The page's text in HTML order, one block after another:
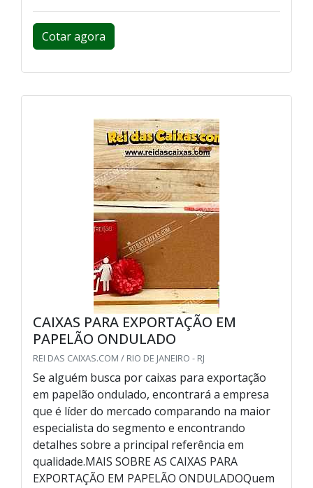
Cotar agora
CAIXAS PARA EXPORTAÇÃO EM
PAPELÃO ONDULADO
REI DAS CAIXAS.COM / RIO DE JANEIRO - RJ
Se alguém busca por caixas para exportação
em papelão ondulado, encontrará a empresa
que é líder do mercado comparando na maior
especialista do segmento e encontrando
detalhes sobre a principal referência em
qualidade.MAIS SOBRE AS CAIXAS PARA
EXPORTAÇÃO EM PAPELÃO ONDULADOQuem